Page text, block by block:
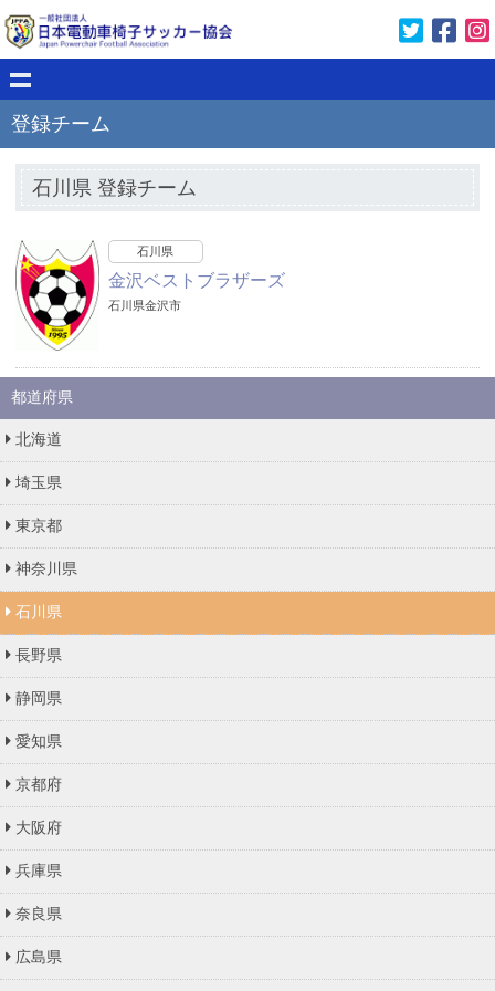
登録チーム
都道府県
北海道
埼玉県
東京都
神奈川県
石川県
長野県
静岡県
愛知県
京都府
大阪府
兵庫県
奈良県
広島県
石川県 登録チーム
石川県
金沢ベストブラザーズ
石川県金沢市